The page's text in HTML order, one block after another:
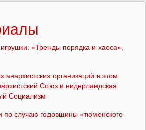
«Тренды порядка и хаоса»,
анархистских организаций в этом
Союз и нидерландская
Социализм
по случаю годовщины «тюменского